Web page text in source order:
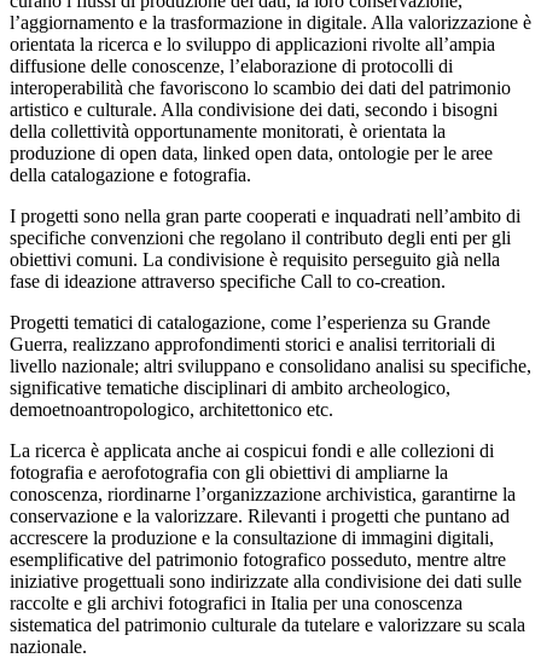
l’aggiornamento e la trasformazione in digitale. Alla valorizzazione è
orientata la ricerca e lo sviluppo di applicazioni rivolte all’ampia
diffusione delle conoscenze, l’elaborazione di protocolli di
interoperabilità che favoriscono lo scambio dei dati del patrimonio
artistico e culturale. Alla condivisione dei dati, secondo i bisogni
della collettività opportunamente monitorati, è orientata la
produzione di open data, linked open data, ontologie per le aree
della catalogazione e fotografia.
I progetti sono nella gran parte cooperati e inquadrati nell’ambito di
specifiche convenzioni che regolano il contributo degli enti per gli
obiettivi comuni. La condivisione è requisito perseguito già nella
fase di ideazione attraverso specifiche Call to co-creation.
Progetti tematici di catalogazione, come l’esperienza su Grande
Guerra, realizzano approfondimenti storici e analisi territoriali di
livello nazionale; altri sviluppano e consolidano analisi su specifiche,
significative tematiche disciplinari di ambito archeologico,
demoetnoantropologico, architettonico etc.
La ricerca è applicata anche ai cospicui fondi e alle collezioni di
fotografia e aerofotografia con gli obiettivi di ampliarne la
conoscenza, riordinarne l’organizzazione archivistica, garantirne la
conservazione e la valorizzare. Rilevanti i progetti che puntano ad
accrescere la produzione e la consultazione di immagini digitali,
esemplificative del patrimonio fotografico posseduto, mentre altre
iniziative progettuali sono indirizzate alla condivisione dei dati sulle
raccolte e gli archivi fotografici in Italia per una conoscenza
sistematica del patrimonio culturale da tutelare e valorizzare su scala
nazionale.